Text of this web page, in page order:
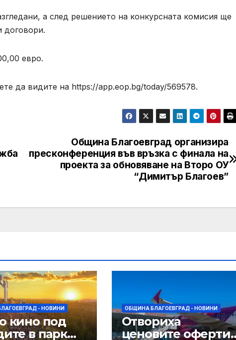
а след решението на конкурсната комисия ще
договори.
евро.
да видите на https://app.eop.bg/today/569578.
Община Благоевград организира
пресконференция във връзка с финала на
проекта за обновяване на Второ ОУ
“Димитър Благоев”
- НОВИНИ
кино под
в парк
ОБЩИНА БЛАГОЕВГРАД - НОВИНИ
Отвориха
ценовите оферти